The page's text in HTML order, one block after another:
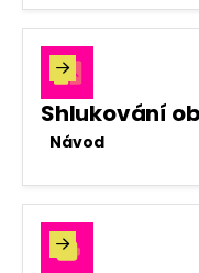
Shlukování
Návod

